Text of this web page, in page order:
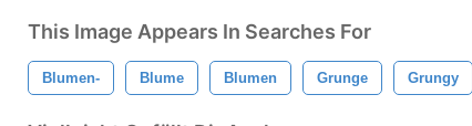
This Image Appears In Searches For
Blumen- Blume Blumen Grunge Grungy